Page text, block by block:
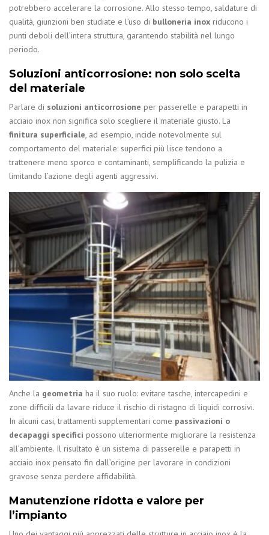
potrebbero accelerare la corrosione. Allo stesso tempo, saldature di
qualità, giunzioni ben studiate e l’uso di bulloneria inox riducono i
punti deboli dell’intera struttura, garantendo stabilità nel lungo
periodo.
Soluzioni anticorrosione: non solo scelta
del materiale
Parlare di soluzioni anticorrosione per passerelle e parapetti in
acciaio inox non significa solo scegliere il materiale giusto. La
finitura superficiale, ad esempio, incide notevolmente sul
comportamento del materiale: superfici più lisce tendono a
trattenere meno sporco e contaminanti, semplificando la pulizia e
limitando l’azione degli agenti aggressivi.
Anche la geometria ha il suo ruolo: evitare tasche, intercapedini e
zone difficili da lavare riduce il rischio di ristagno di liquidi corrosivi.
In alcuni casi, trattamenti supplementari come passivazioni o
decapaggi specifici possono ulteriormente migliorare la resistenza
all’ambiente. Il risultato è un sistema di passerelle e parapetti in
acciaio inox pensato fin dall’origine per lavorare in condizioni
gravose senza perdere affidabilità.
Manutenzione ridotta e valore per
l’impianto